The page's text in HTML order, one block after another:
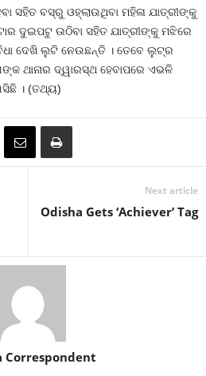
ସହିତ ବସ୍‍ରୁ ଓହ୍ଲାଉଥିବା ମହିଳା ଯାତ୍ରୀଙ୍କୁ
ଦୁଇପଟୁ ଉଠିବା ସହିତ ଯାତ୍ରୀଙ୍କୁ ମଝିରେ
ଦେଖି ଲୁଟି ନେଉଛନ୍ତି । ତେବେ ଲୁଟ୍‍ର
ଥାନାର ଦ୍ୱାରସ୍ଥ ହେବାପରେ ଏଭଳି
। (ତଥ୍ୟ)
Next article
Odisha Gets ‘Achiever’ Tag
Correspondent